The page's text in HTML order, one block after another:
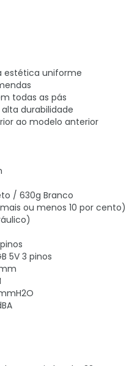
estética uniforme
todas as pás
durabilidade
ao modelo anterior
/ 630g Branco
ou menos 10 por cento)
5V 3 pinos